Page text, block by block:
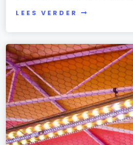
LEES VERDER